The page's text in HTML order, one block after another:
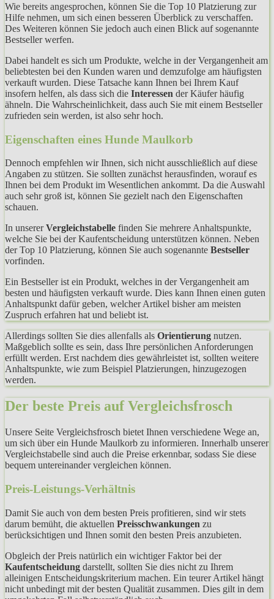
Wie bereits angesprochen, können Sie die Top 10 Platzierung zur
Hilfe nehmen, um sich einen besseren Überblick zu verschaffen.
Des Weiteren können Sie jedoch auch einen Blick auf sogenannte
Bestseller werfen.
Dabei handelt es sich um Produkte, welche in der Vergangenheit am
beliebtesten bei den Kunden waren und demzufolge am häufigsten
verkauft wurden. Diese Tatsache kann Ihnen bei Ihrem Kauf
insofern helfen, als dass sich die Interessen der Käufer häufig
ähneln. Die Wahrscheinlichkeit, dass auch Sie mit einem Bestseller
zufrieden sein werden, ist also sehr hoch.
Eigenschaften eines Hunde Maulkorb
Dennoch empfehlen wir Ihnen, sich nicht ausschließlich auf diese
Angaben zu stützen. Sie sollten zunächst herausfinden, worauf es
Ihnen bei dem Produkt im Wesentlichen ankommt. Da die Auswahl
auch sehr groß ist, können Sie gezielt nach den Eigenschaften
schauen.
In unsererVergleichstabelle finden Sie mehrere Anhaltspunkte,
welche Sie bei der Kaufentscheidung unterstützen können. Neben
der Top 10 Platzierung, können Sie auch sogenannte Bestseller
vorfinden.
Ein Bestseller ist ein Produkt, welches in der Vergangenheit am
besten und häufigsten verkauft wurde. Dies kann Ihnen einen guten
Anhaltspunkt dafür geben, welcher Artikel bisher am meisten
Zuspruch erfahren hat und beliebt ist.
Allerdings sollten Sie dies allenfalls als Orientierung nutzen.
Maßgeblich sollte es sein, dass Ihre persönlichen Anforderungen
erfüllt werden. Erst nachdem dies gewährleistet ist, sollten weitere
Anhaltspunkte, wie zum Beispiel Platzierungen, hinzugezogen
werden.
Der beste Preis auf Vergleichsfrosch
Unsere Seite Vergleichsfrosch bietet Ihnen verschiedene Wege an,
um sich über ein Hunde Maulkorb zu informieren. Innerhalb unserer
Vergleichstabelle sind auch die Preise erkennbar, sodass Sie diese
bequem untereinander vergleichen können.
Preis-Leistungs-Verhältnis
Damit Sie auch von dem besten Preis profitieren, sind wir stets
darum bemüht, die aktuellen Preisschwankungen zu
berücksichtigen und Ihnen somit den besten Preis anzubieten.
Obgleich der Preis natürlich ein wichtiger Faktor bei der
Kaufentscheidung darstellt, sollten Sie dies nicht zu Ihrem
alleinigen Entscheidungskriterium machen. Ein teurer Artikel hängt
nicht unbedingt mit der besten Qualität zusammen. Dies gilt in dem